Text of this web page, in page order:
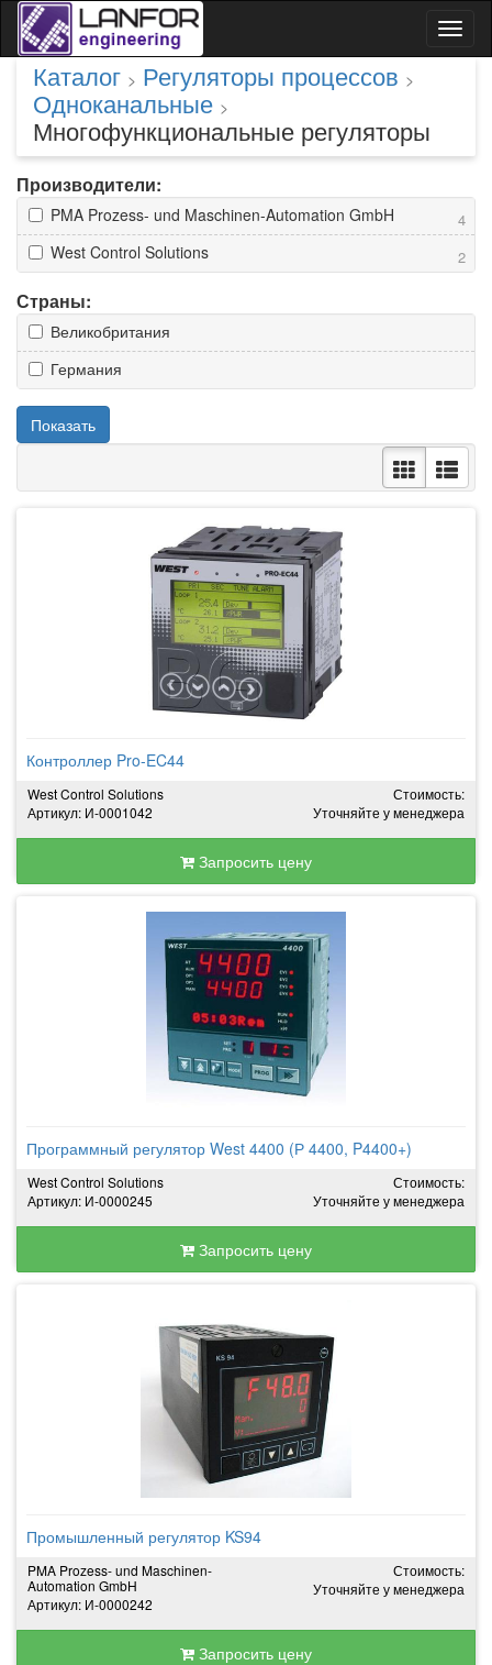
Каталог > Регуляторы процессов >
Одноканальные >
Многофункциональные регуляторы
Производители:
4
PMA Prozess- und Maschinen-Automation GmbH
2
West Control Solutions
Страны:
Великобритания
Германия
Показать
Контроллер Pro-EC44
West Control Solutions
Артикул: И-0001042
Стоимость:
Уточняйте у менеджера
Запросить цену
Программный регулятор West 4400 (Р 4400, P4400+)
West Control Solutions
Артикул: И-0000245
Стоимость:
Уточняйте у менеджера
Запросить цену
Промышленный регулятор KS94
PMA Prozess- und Maschinen-
Automation GmbH
Артикул: И-0000242
Стоимость:
Уточняйте у менеджера
Запросить цену